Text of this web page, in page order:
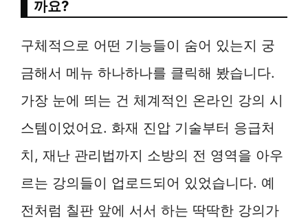
까요?
구체적으로 어떤 기능들이 숨어 있는지 궁
금해서 메뉴 하나하나를 클릭해 봤습니다.
가장 눈에 띄는 건 체계적인 온라인 강의 시
스템이었어요. 화재 진압 기술부터 응급처
치, 재난 관리법까지 소방의 전 영역을 아우
르는 강의들이 업로드되어 있었습니다. 예
전처럼 칠판 앞에 서서 하는 딱딱한 강의가